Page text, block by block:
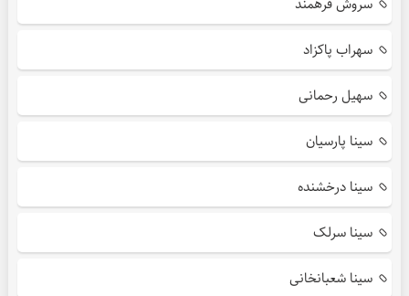
سروش فرهمند
سهراب پاکزاد
سهیل رحمانی
سینا پارسیان
سینا درخشنده
سینا سرلک
سینا شعبانخانی